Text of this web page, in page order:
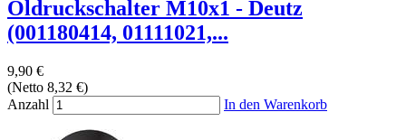
Öldruckschalter M10x1 - Deutz
(001180414, 01111021,...
9,90 €
(Netto 8,32 €)
Anzahl
In den Warenkorb